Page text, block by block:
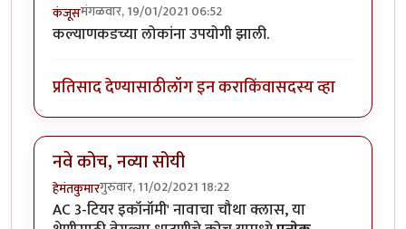
कंजूसमंगळवार, 19/01/2021 06:52
कल्याणकडच्या लोकांना उपयोगी झाली.
प्रतिसाद देण्यासाठीलॉग इन कराकिंवासदस्य व्हा
नवे कोच, नव्या सोयी
हेमंतकुमारगुरुवार, 11/02/2021 18:22
AC 3-टियर इकॉनॉमी' नावाचा चौथा क्लास, या